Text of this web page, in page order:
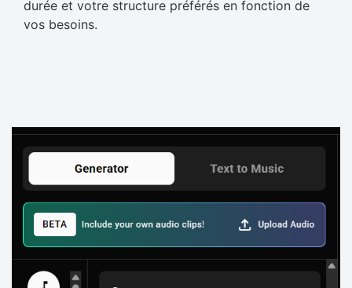
durée et votre structure préférés en fonction de
vos besoins.